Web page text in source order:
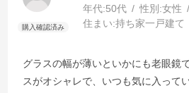
年代:50代 性別:女性
住まい:持ち家一戸建て
グラスの幅が薄いといかにも老眼鏡
スがオシャレで、いつも気に入って